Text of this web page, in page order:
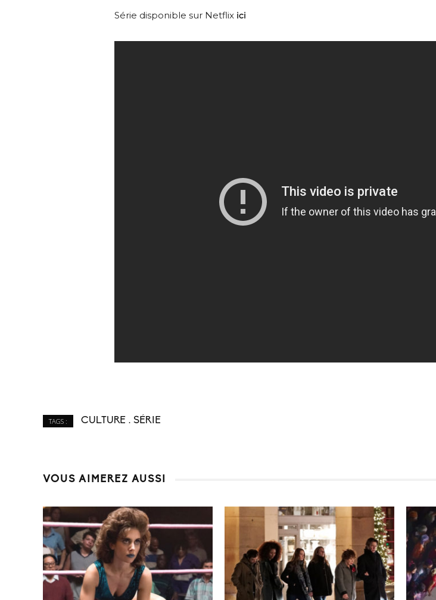
Série disponible sur Netflix ici
TAGS : CULTURE SÉRIE
VOUS AIMEREZ AUSSI